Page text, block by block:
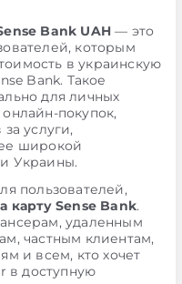
Bank UAH— это
которым
в украинскую
Bank. Такое
для личных
покупок,
услуги,
широкой
Украины.
пользователей,
карту Sense Bank.
удаленным
частным клиентам,
и всем, кто хочет
в доступную